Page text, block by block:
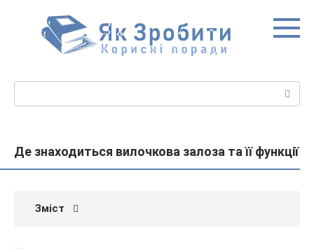
Де знаходиться вилочкова залоза та її функції
Зміст